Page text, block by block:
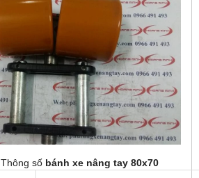
Thông sốbánh xe nâng tay 80x70